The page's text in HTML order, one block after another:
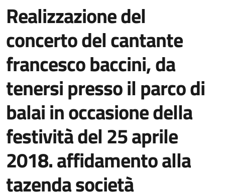
Realizzazione del
concerto del cantante
francesco baccini, da
tenersi presso il parco di
balai in occasione della
festività del 25 aprile
2018. affidamento alla
tazenda società